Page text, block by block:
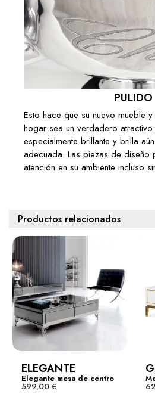
PULIDO
Esto hace que su nuevo mueble
hogar sea un verdadero
especialmente brillante y brilla
adecuada. Las piezas de diseño
atención en su ambiente incluso
Productos relacionados
ELEGANTE
Elegante mesa de centro
599,00 €